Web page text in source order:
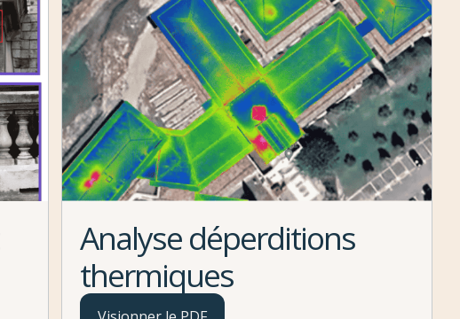
Analyse déperditions
thermiques